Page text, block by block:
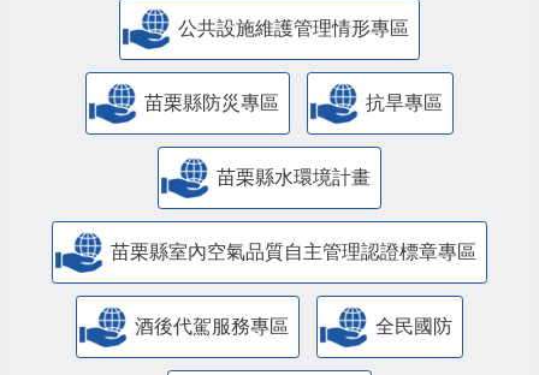
​公共設施維護管理情形專區
苗栗縣防災專區 抗旱專區
苗栗縣水環境計畫
苗栗縣室內空氣品質自主管理認證標章專區
酒後代駕服務專區 全民國防